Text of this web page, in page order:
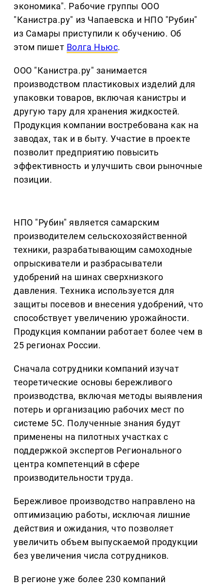
экономика". Рабочие группы ООО
"Канистра.ру" из Чапаевска и НПО "Рубин"
из Самары приступили к обучению. Об
этом пишет Волга Ньюс.
ООО "Канистра.ру" занимается
производством пластиковых изделий для
упаковки товаров, включая канистры и
другую тару для хранения жидкостей.
Продукция компании востребована как на
заводах, так и в быту. Участие в проекте
позволит предприятию повысить
эффективность и улучшить свои рыночные
позиции.
НПО "Рубин" является самарским
производителем сельскохозяйственной
техники, разрабатывающим самоходные
опрыскиватели и разбрасыватели
удобрений на шинах сверхнизкого
давления. Техника используется для
защиты посевов и внесения удобрений, что
способствует увеличению урожайности.
Продукция компании работает более чем в
25 регионах России.
Сначала сотрудники компаний изучат
теоретические основы бережливого
производства, включая методы выявления
потерь и организацию рабочих мест по
системе 5С. Полученные знания будут
применены на пилотных участках с
поддержкой экспертов Регионального
центра компетенций в сфере
производительности труда.
Бережливое производство направлено на
оптимизацию работы, исключая лишние
действия и ожидания, что позволяет
увеличить объем выпускаемой продукции
без увеличения числа сотрудников.
В регионе уже более 230 компаний